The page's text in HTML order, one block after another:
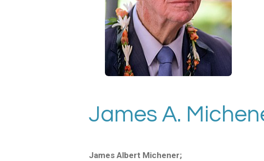
James A.
James Albert Michener;